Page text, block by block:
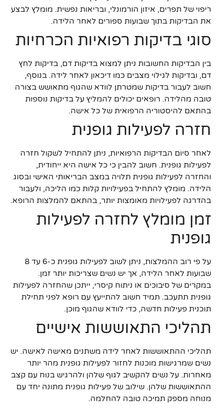
ריפוי של תפרים, איזון הורמונלי, ובריאות נפשית. מומלץ לבצע
את הבדיקות בתוך שבועות ספורים לאחר הלידה.
סוגי בדיקות רפואיות הכרחיות
בין הבדיקות החשובות ניתן למצוא בדיקות דם, בדיקות לחץ
דם, ובדיקות לגילוי מצבים כמו דיכאון לאחר לידה. בנוסף,
חשוב לעבור בדיקות שמטרתן לוודא שהגוף מתאושש בצורה
טובה מהלידה. רופאים יכולים להמליץ על בדיקות נוספות
בהתאם להיסטוריה הרפואית של כל אישה.
חזרה לפעילות גופנית
לאחר סיום הבדיקות הרפואיות, ניתן להתחיל לשקול חזרה
לפעילות גופנית. חשוב להבין כי כל אישה היא ייחודית,
והחזרה לפעילות גופנית תלויה במצב הבריאותי האישי ובסוג
הלידה. מומלץ להתחיל בפעילויות קלות כמו הליכה, ולעבור
בהדרגה לפעילויות מאומצות יותר, בהתאם להמלצות הרופא.
זמן מומלץ לחזרה לפעילות
גופנית
על פי רוב ההמלצות, ניתן לשוב לפעילות גופנית כ-6 עד 8
שבועות לאחר הלידה, אך יש נשים שצריכות יותר זמן.
במקרים של סיבוכים או ניתוח קיסרי, ייתכן שהחזרה לפעילות
גופנית תתעכב. תמיד חשוב להתייעץ עם רופא לפני תחילת
תוכנית פעילות חדשה, כדי לוודא שהגוף מוכן.
תהליכי התאוששות אישיים
תהליכי ההתאוששות לאחר לידה משתנים מאישה לאישה. יש
נשים שמרגישות מוכנות לחזור לפעילות גופנית מהר יותר
מאחרות. על נשים להקשיב לגוף שלהן ולהרגיש בנוח עם קצב
ההתאוששות שלהן. שילוב של פעילות גופנית מתונה יחד עם
מנוחה מספק תמיכה טובה להחלמה.